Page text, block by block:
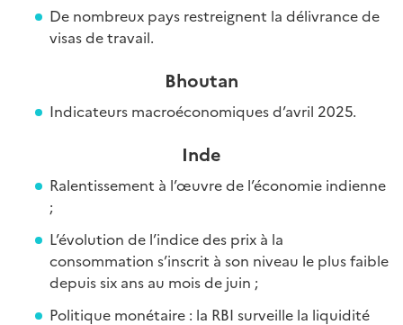
De nombreux pays restreignent la délivrance de
visas de travail.
Bhoutan
Indicateurs macroéconomiques d’avril 2025.
Inde
Ralentissement à l’œuvre de l’économie indienne
;
L’évolution de l’indice des prix à la
consommation s’inscrit à son niveau le plus faible
depuis six ans au mois de juin ;
Politique monétaire : la RBI surveille la liquidité